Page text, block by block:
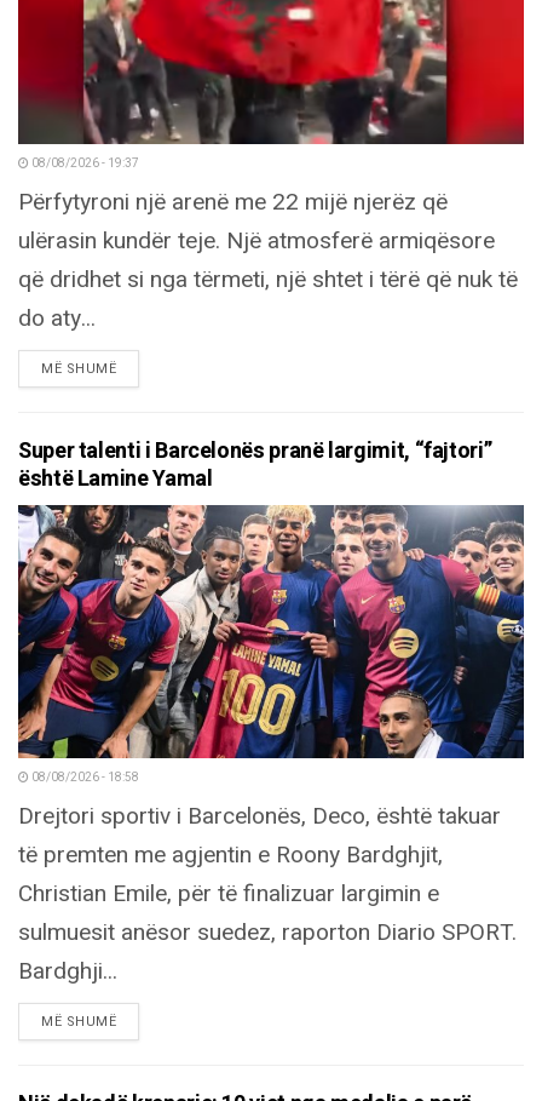
08/08/2026 - 19:37
Përfytyroni një arenë me 22 mijë njerëz që
ulërasin kundër teje. Një atmosferë armiqësore
që dridhet si nga tërmeti, një shtet i tërë që nuk të
do aty...
MË SHUMËDETAILS
Super talenti i Barcelonës pranë largimit, “fajtori”
është Lamine Yamal
08/08/2026 - 18:58
Drejtori sportiv i Barcelonës, Deco, është takuar
të premten me agjentin e Roony Bardghjit,
Christian Emile, për të finalizuar largimin e
sulmuesit anësor suedez, raporton Diario SPORT.
Bardghji...
MË SHUMËDETAILS